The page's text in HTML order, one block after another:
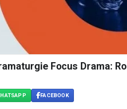
Focus Drama: Ro
FACEBOOK